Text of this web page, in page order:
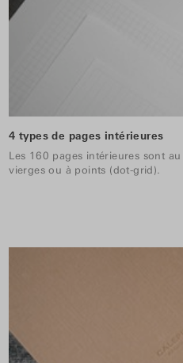
4 types de pages intérieures
Les 160 pages intérieures sont
vierges ou à points (dot-grid).